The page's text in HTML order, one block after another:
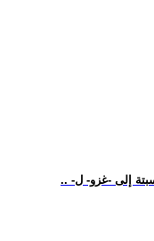
إلى -غزو- ل